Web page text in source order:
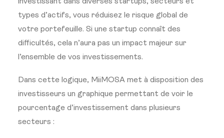
types d’actifs, vous réduisez le risque global de
votre portefeuille. Si une startup connaît des
difficultés, cela n’aura pas un impact majeur sur
l’ensemble de vos investissements.
Dans cette logique, MiiMOSA met à disposition des
investisseurs un graphique permettant de voir le
pourcentage d’investissement dans plusieurs
secteurs :